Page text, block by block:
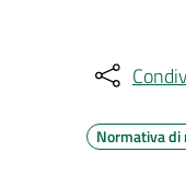
Normativa